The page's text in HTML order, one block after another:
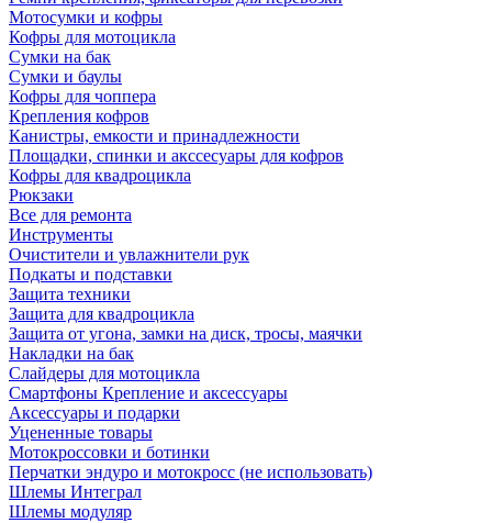
Мотосумки и кофры
Кофры для мотоцикла
Сумки на бак
Сумки и баулы
Кофры для чоппера
Крепления кофров
Канистры, емкости и принадлежности
Площадки, спинки и акссесуары для кофров
Кофры для квадроцикла
Рюкзаки
Все для ремонта
Инструменты
Очистители и увлажнители рук
Подкаты и подставки
Защита техники
Защита для квадроцикла
Защита от угона, замки на диск, тросы, маячки
Накладки на бак
Слайдеры для мотоцикла
Смартфоны Крепление и аксессуары
Аксессуары и подарки
Уцененные товары
Мотокроссовки и ботинки
Перчатки эндуро и мотокросс (не использовать)
Шлемы Интеграл
Шлемы модуляр